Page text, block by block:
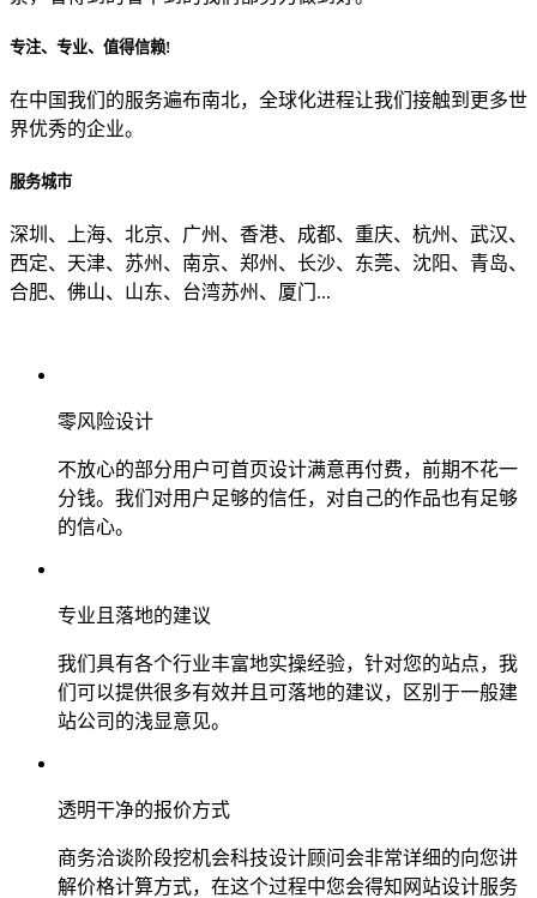
专注、专业、值得信赖!
在中国我们的服务遍布南北，全球化进程让我们接触到更多世
界优秀的企业。
服务城市
深圳、上海、北京、广州、香港、成都、重庆、杭州、武汉、
西定、天津、苏州、南京、郑州、长沙、东莞、沈阳、青岛、
合肥、佛山、山东、台湾苏州、厦门...
零风险设计
不放心的部分用户可首页设计满意再付费，前期不花一
分钱。我们对用户足够的信任，对自己的作品也有足够
的信心。
专业且落地的建议
我们具有各个行业丰富地实操经验，针对您的站点，我
们可以提供很多有效并且可落地的建议，区别于一般建
站公司的浅显意见。
透明干净的报价方式
商务洽谈阶段挖机会科技设计顾问会非常详细的向您讲
解价格计算方式，在这个过程中您会得知网站设计服务